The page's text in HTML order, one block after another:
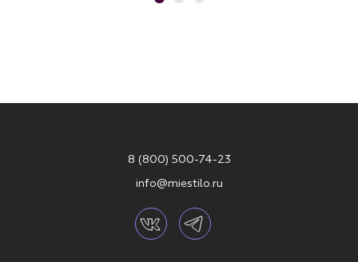
8 (800) 500-74-23
info@miestilo.ru